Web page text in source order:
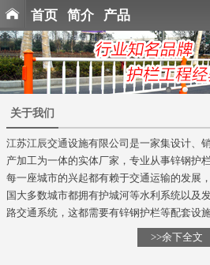
首页 简介 产品
关于我们
江苏江辰交通设施有限公司是一家集设计、
产加工为一体的实体厂家，专业从事锌钢护
每一座城市的兴起都有赖于交通运输的发展
国大多数城市都拥有护城河等水利系统以及
路交通系统，这都需要有锌钢护栏等配套设
>>余下全文